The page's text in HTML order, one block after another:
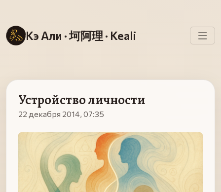
Кэ Али · 坷阿理 · Keali
Устройство личности
22 декабря 2014, 07:35